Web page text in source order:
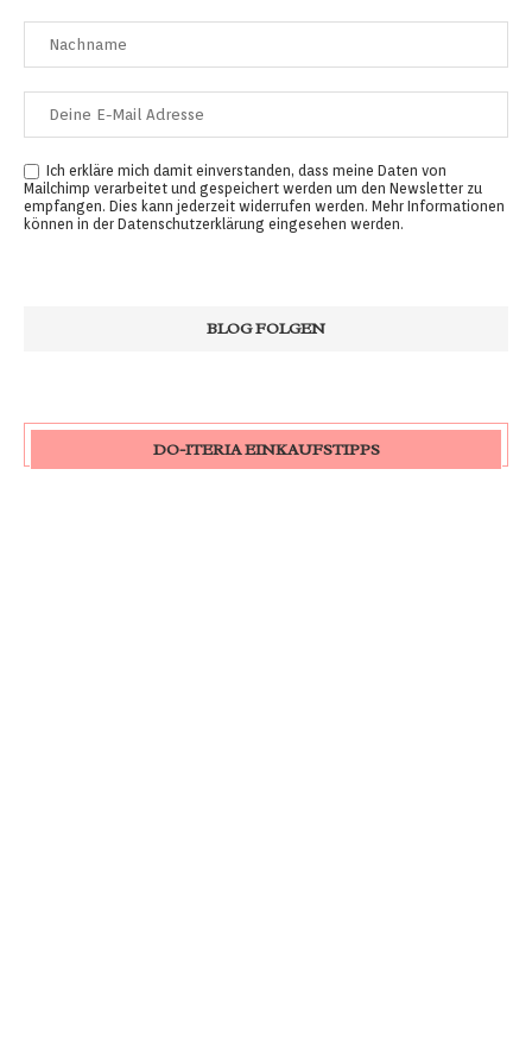
Ich erkläre mich damit einverstanden, dass meine Daten von
Mailchimp verarbeitet und gespeichert werden um den Newsletter zu
empfangen. Dies kann jederzeit widerrufen werden. Mehr Informationen
können in der Datenschutzerklärung eingesehen werden.
DO-ITERIA EINKAUFSTIPPS